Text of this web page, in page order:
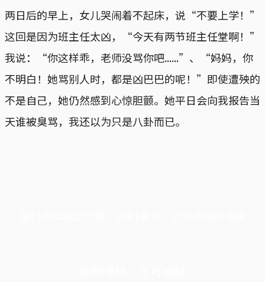
两日后的早上，女儿哭闹着不起床，说“不要上学！”
这回是因为班主任太凶，“今天有两节班主任堂啊！”
我说：“你这样乖，老师没骂你吧......”、“妈妈，你
不明白！她骂别人时，都是凶巴巴的呢！”即使遭殃的
不是自己，她仍然感到心惊胆颤。她平日会向我报告当
天谁被臭骂，我还以为只是八卦而已。